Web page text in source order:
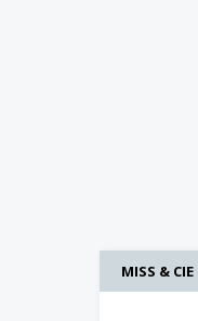
MISS & CIE